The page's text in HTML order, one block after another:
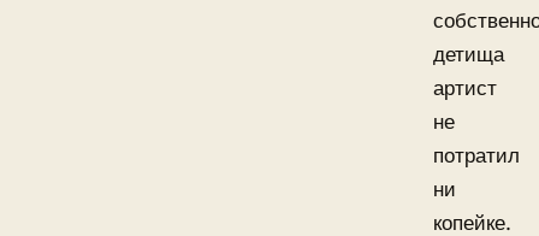
детища
артист
не
потратил
ни
копейке.